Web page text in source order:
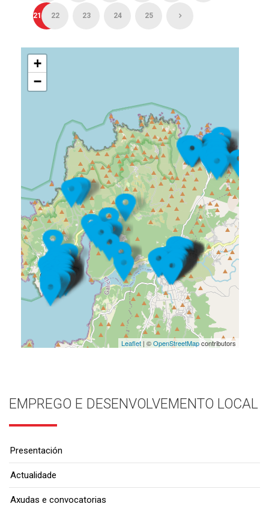
21 22 23 24 25
+
−
Leaflet| ©OpenStreetMapcontributors
EMPREGO E DESENVOLVEMENTO LOCAL
Presentación
Actualidade
Axudas e convocatorias